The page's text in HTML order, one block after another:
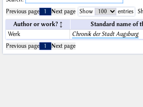
Previous page
1 Next page Show entries
Author or work?
Standard name of
Werk
Chronik der Stadt Augsburg
Previous page
1 Next page